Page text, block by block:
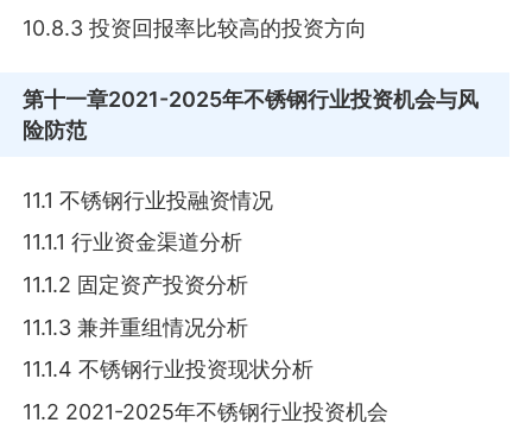
10.8.3 投资回报率比较高的投资方向
第十一章2021-2025年不锈钢行业投资机会与风
险防范
11.1 不锈钢行业投融资情况
11.1.1 行业资金渠道分析
11.1.2 固定资产投资分析
11.1.3 兼并重组情况分析
11.1.4 不锈钢行业投资现状分析
11.2 2021-2025年不锈钢行业投资机会